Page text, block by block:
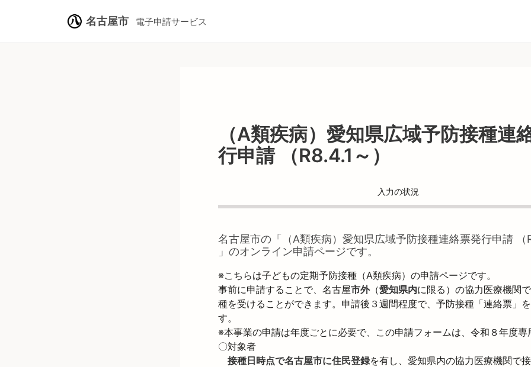
名古屋市 電子申請サービス
（A類疾病）愛知県広域予防接種連
行申請 （R8.4.1～）
入力の状況
名古屋市の「
（A類疾病）愛知県広域予防接種連絡票発行申請 （
」のオンライン申請ページです。
※こちらは子どもの定期予防接種（A類疾病）の申請ページです。
事前に申請することで、名古屋市外（愛知県内に限る）の協力医療機関
種を受けることができます。申請後３週間程度で、予防接種「連絡票」
す。
※本事業の申請は年度ごとに必要で、この申請フォームは、令和８年度専
〇対象者
接種日時点で名古屋市に住民登録を有し、愛知県内の協力医療機関で